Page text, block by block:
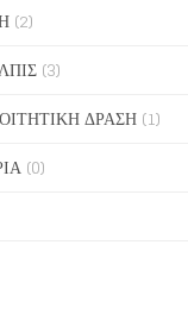
(2)
(3)
ΔΡΑΣΗ (1)
(0)